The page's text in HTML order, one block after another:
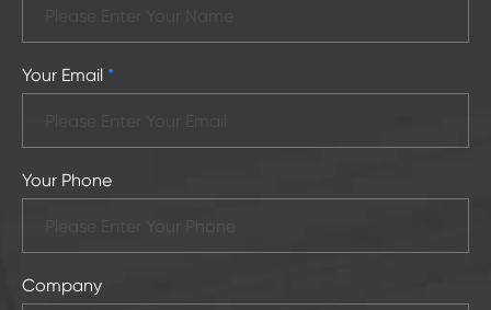
Your Email *
Your Phone
Company